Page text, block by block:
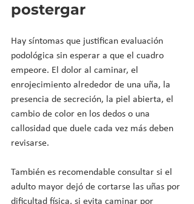
postergar
Hay síntomas que justifican evaluación
podológica sin esperar a que el cuadro
empeore. El dolor al caminar, el
enrojecimiento alrededor de una uña, la
presencia de secreción, la piel abierta, el
cambio de color en los dedos o una
callosidad que duele cada vez más deben
revisarse.
También es recomendable consultar si el
adulto mayor dejó de cortarse las uñas por
dificultad física, si evita caminar por